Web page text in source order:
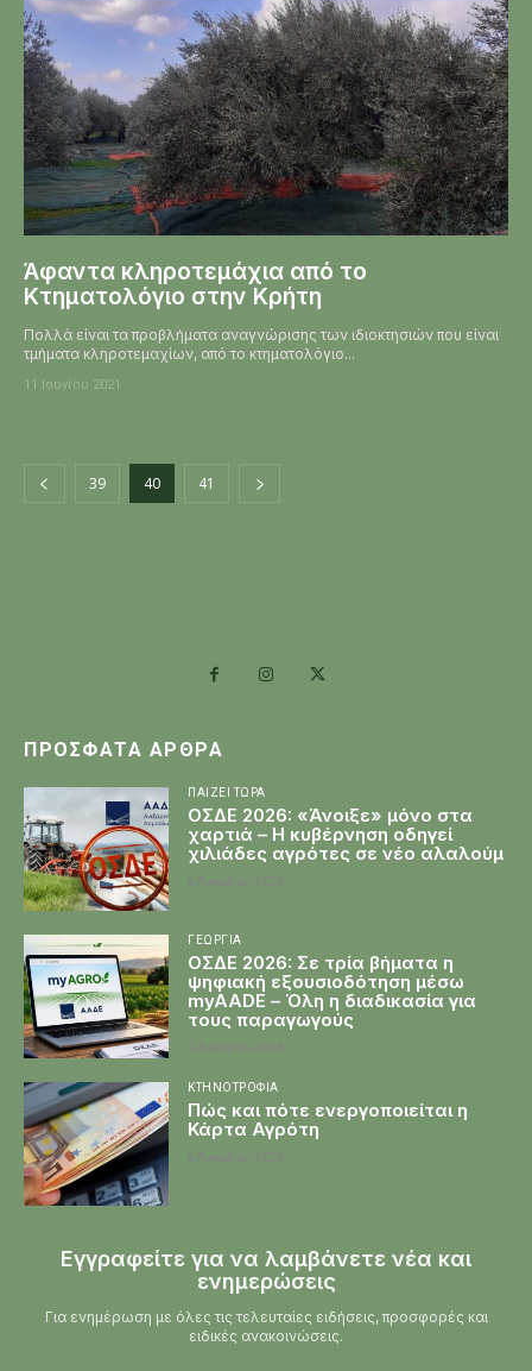
Άφαντα κληροτεμάχια από το
Κτηματολόγιο στην Κρήτη
Πολλά είναι τα προβλήματα αναγνώρισης των ιδιοκτησιών που είναι
τμήματα κληροτεμαχίων, από το κτηματολόγιο...
11 Ιουνίου 2021
39 40 41
ΠΡΌΣΦΑΤΑ ΆΡΘΡΑ
ΠΑΊΖΕΙ ΤΏΡΑ
ΟΣΔΕ 2026: «Άνοιξε» μόνο στα
χαρτιά – Η κυβέρνηση οδηγεί
χιλιάδες αγρότες σε νέο αλαλούμ
ΓΕΩΡΓΊΑ
ΟΣΔΕ 2026: Σε τρία βήματα η
ψηφιακή εξουσιοδότηση μέσω
myAADE – Όλη η διαδικασία για
τους παραγωγούς
ΚΤΗΝΟΤΡΟΦΊΑ
Πώς και πότε ενεργοποιείται η
Κάρτα Αγρότη
Εγγραφείτε για να λαμβάνετε νέα και
ενημερώσεις
Για ενημέρωση με όλες τις τελευταίες ειδήσεις, προσφορές και
ειδικές ανακοινώσεις.